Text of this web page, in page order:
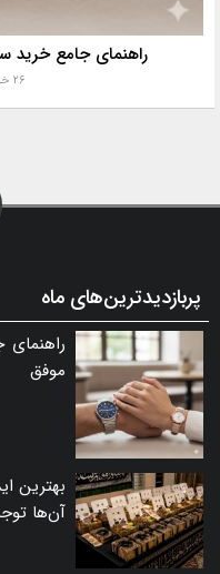
راهنمای جامع
۲۶ خرداد ۱۴۰۵ - ۲۳:۲۹
پربازدیدترین‌های ماه
موفق
بهترین
آن‌ها